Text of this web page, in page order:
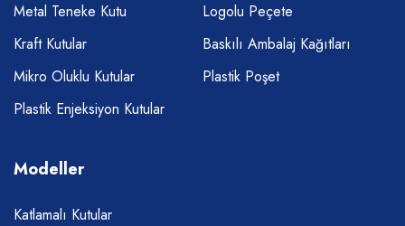
Metal Teneke Kutu
Kraft Kutular
Mikro Oluklu Kutular
Plastik Enjeksiyon Kutular
Logolu Peçete
Baskılı Ambalaj Kağıtları
Plastik Poşet
Modeller
Katlamalı Kutular